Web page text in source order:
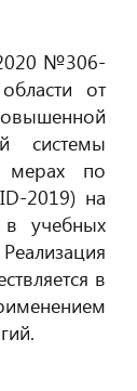
№306-
от
системы
мерах по
2019) на
учебных
в